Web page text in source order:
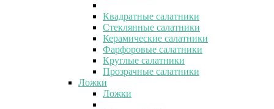
Квадратные салатники
Стеклянные салатники
Керамические салатники
Фарфоровые салатники
Круглые салатники
Прозрачные салатники
Ложки
Ложки